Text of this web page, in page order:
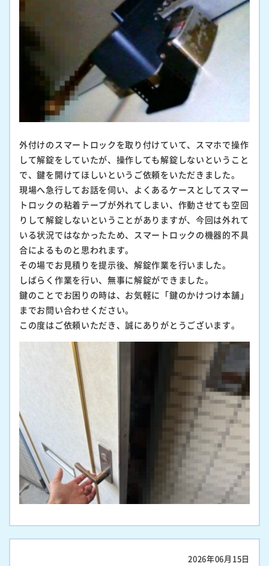
外付けのスマートロックを取り付けていて、スマホで操作
して解錠をしていたが、操作しても解錠しないということ
で、鍵を開けてほしいというご依頼をいただきました。
現場へ急行してお話を伺い、よくあるケースとしてスマー
トロックの粘着テープが外れてしまい、作動させても空回
りして解錠しないということがありますが、今回は外れて
いる状況ではなかったため、スマートロックの機器的不具
合によるものと思われます。
その場でお見積りを提示後、解錠作業を行いました。
しばらく作業を行い、無事に解錠ができました。
鍵のことでお困りの時は、お気軽に「鍵のかけつけ本舗」
までお問い合わせください。
この度はご依頼いただき、誠にありがとうございます。
2026年06月15日